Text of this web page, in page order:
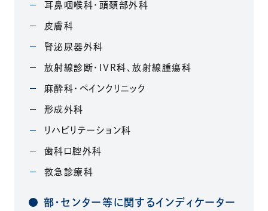
耳鼻咽喉科・頭頚部外科
皮膚科
腎泌尿器外科
放射線診断・IVR科、放射線腫瘍科
麻酔科・ペインクリニック
形成外科
リハビリテーション科
歯科口腔外科
救急診療科
部・センター等に関するインディケーター